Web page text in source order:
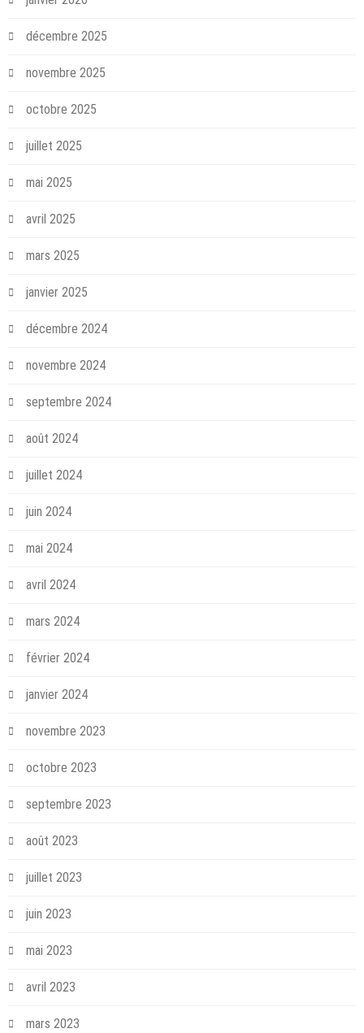
décembre 2025
novembre 2025
octobre 2025
juillet 2025
mai 2025
avril 2025
mars 2025
janvier 2025
décembre 2024
novembre 2024
septembre 2024
août 2024
juillet 2024
juin 2024
mai 2024
avril 2024
mars 2024
février 2024
janvier 2024
novembre 2023
octobre 2023
septembre 2023
août 2023
juillet 2023
juin 2023
mai 2023
avril 2023
mars 2023